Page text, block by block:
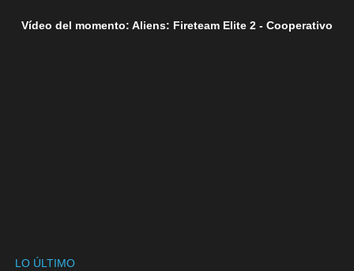
Vídeo del momento: Aliens: Fireteam Elite 2 - Cooperativo
LO ÚLTIMO